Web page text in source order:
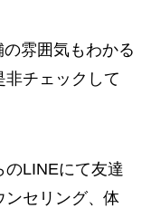
雰囲気もわかる
チェックして
のLINEにて友達
ンセリング、体